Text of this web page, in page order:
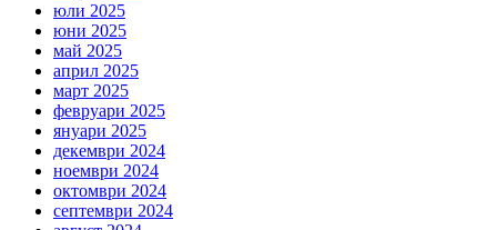
юли 2025
юни 2025
май 2025
април 2025
март 2025
февруари 2025
януари 2025
декември 2024
ноември 2024
октомври 2024
септември 2024